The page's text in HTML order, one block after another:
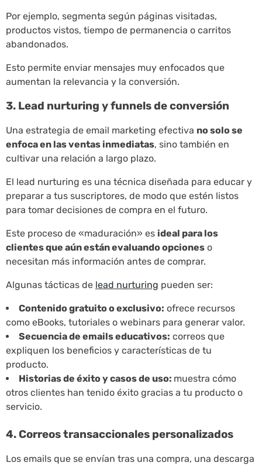
Por ejemplo, segmenta según páginas visitadas,
productos vistos, tiempo de permanencia o carritos
abandonados.
Esto permite enviar mensajes muy enfocados que
aumentan la relevancia y la conversión.
3. Lead nurturing y funnels de conversión
Una estrategia de email marketing efectiva no solo se
enfoca en las ventas inmediatas, sino también en
cultivar una relación a largo plazo.
El lead nurturing es una técnica diseñada para educar y
preparar a tus suscriptores, de modo que estén listos
para tomar decisiones de compra en el futuro.
Este proceso de «maduración» es ideal para los
clientes que aún están evaluando opciones o
necesitan más información antes de comprar.
Algunas tácticas de lead nurturing pueden ser:
Contenido gratuito o exclusivo: ofrece recursos
como eBooks, tutoriales o webinars para generar valor.
Secuencia de emails educativos: correos que
expliquen los beneficios y características de tu
producto.
Historias de éxito y casos de uso: muestra cómo
otros clientes han tenido éxito gracias a tu producto o
servicio.
4. Correos transaccionales personalizados
Los emails que se envían tras una compra, una descarga